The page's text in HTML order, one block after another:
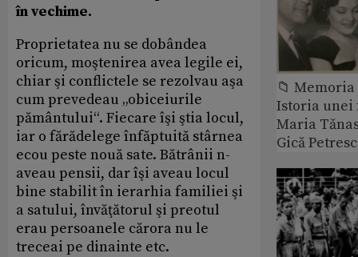
în vechime.
Proprietatea nu se dobândea
oricum, moştenirea avea legile ei,
chiar şi conflictele se rezolvau aşa
cum prevedeau „obiceiurile
pământului“. Fiecare îşi ştia locul,
iar o fărădelege înfăptuită stârnea
ecou peste nouă sate. Bătrânii n-
aveau pensii, dar îşi aveau locul
bine stabilit în ierarhia familiei şi
a satului, învăţătorul şi preotul
erau persoanele cărora nu le
treceai pe dinainte etc.
📁
Istoria
Maria
Gică